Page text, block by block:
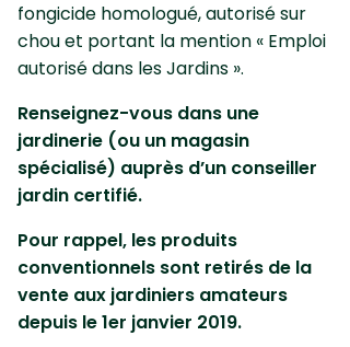
fongicide homologué, autorisé sur
chou et portant la mention « Emploi
autorisé dans les Jardins ».
Renseignez-vous dans une
jardinerie (ou un magasin
spécialisé) auprès d’un conseiller
jardin certifié.
Pour rappel, les produits
conventionnels sont retirés de la
vente aux jardiniers amateurs
depuis le 1er janvier 2019.